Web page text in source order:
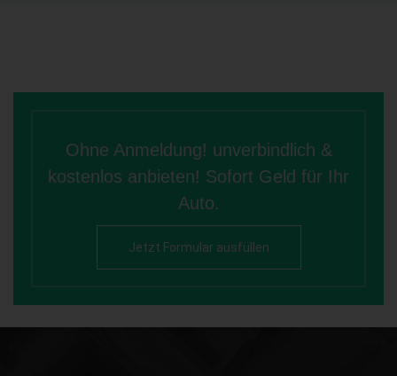
Ohne Anmeldung! unverbindlich &
kostenlos anbieten! Sofort Geld für Ihr
Auto.
Jetzt Formular ausfüllen